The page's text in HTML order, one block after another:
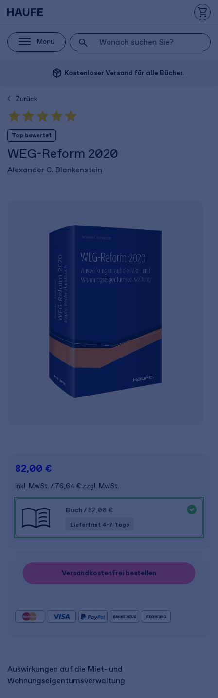
Menü
package_2 Kostenloser Versand für alle Bücher.
Zurück
Top bewertet
WEG-Reform 2020
Alexander C. Blankenstein
Auswirkungen auf die Miet- und
Wohnungseigentumsverwaltung
82,00 €
inkl. MwSt. 76,64 € zzgl. MwSt.
Buch / 82,00 €
Lieferfrist 4-7 Tage
Versandkostenfrei bestellen